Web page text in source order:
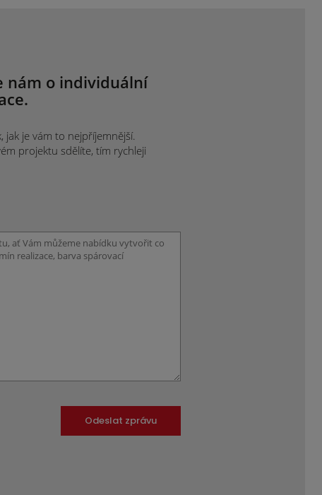
nám o individuální
je vám to nejpříjemnější.
projektu sdělíte, tím rychleji
Odeslat zprávu